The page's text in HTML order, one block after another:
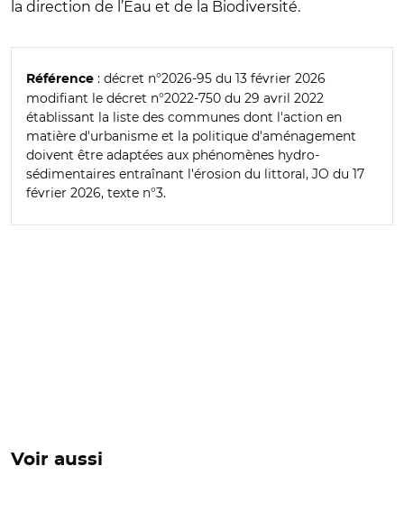
la direction de l’Eau et de la Biodiversité.
Référence : décret n°2026-95 du 13 février 2026
modifiant le décret n°2022-750 du 29 avril 2022
établissant la liste des communes dont l'action en
matière d'urbanisme et la politique d'aménagement
doivent être adaptées aux phénomènes hydro-
sédimentaires entraînant l'érosion du littoral, JO du 17
février 2026, texte n°3.
Voir aussi